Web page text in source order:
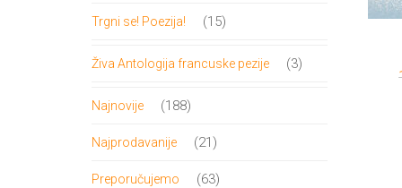
Trgni se! Poezija! 1515
Živa Antologija francuske pezije 33
Najnovije 188188
Najprodavanije 2121
Preporučujemo 6363